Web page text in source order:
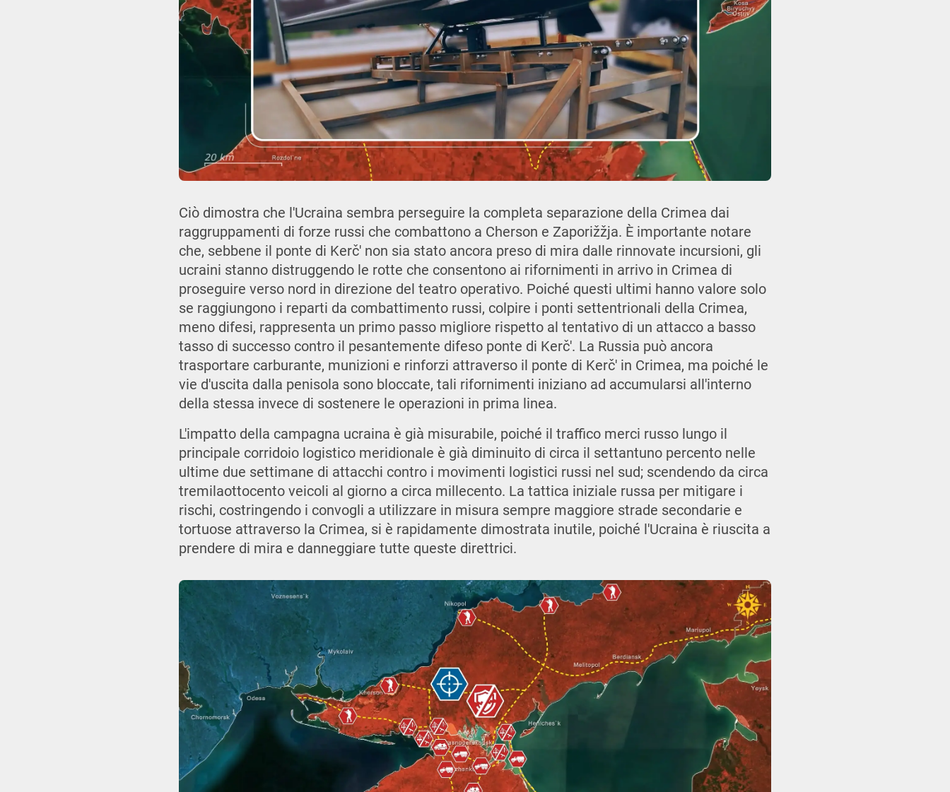
Ciò dimostra che l'Ucraina sembra perseguire la completa separazione della Crimea dai
raggruppamenti di forze russi che combattono a Cherson e Zaporižžja. È importante notare
che, sebbene il ponte di Kerč' non sia stato ancora preso di mira dalle rinnovate incursioni, gli
ucraini stanno distruggendo le rotte che consentono ai rifornimenti in arrivo in Crimea di
proseguire verso nord in direzione del teatro operativo. Poiché questi ultimi hanno valore solo
se raggiungono i reparti da combattimento russi, colpire i ponti settentrionali della Crimea,
meno difesi, rappresenta un primo passo migliore rispetto al tentativo di un attacco a basso
tasso di successo contro il pesantemente difeso ponte di Kerč'. La Russia può ancora
trasportare carburante, munizioni e rinforzi attraverso il ponte di Kerč' in Crimea, ma poiché le
vie d'uscita dalla penisola sono bloccate, tali rifornimenti iniziano ad accumularsi all'interno
della stessa invece di sostenere le operazioni in prima linea.
L'impatto della campagna ucraina è già misurabile, poiché il traffico merci russo lungo il
principale corridoio logistico meridionale è già diminuito di circa il settantuno percento nelle
ultime due settimane di attacchi contro i movimenti logistici russi nel sud; scendendo da circa
tremilaottocento veicoli al giorno a circa millecento. La tattica iniziale russa per mitigare i
rischi, costringendo i convogli a utilizzare in misura sempre maggiore strade secondarie e
tortuose attraverso la Crimea, si è rapidamente dimostrata inutile, poiché l'Ucraina è riuscita a
prendere di mira e danneggiare tutte queste direttrici.